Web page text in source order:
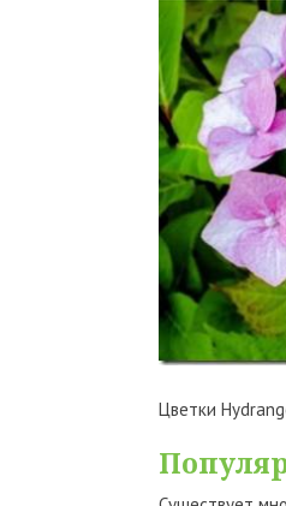
Цветки